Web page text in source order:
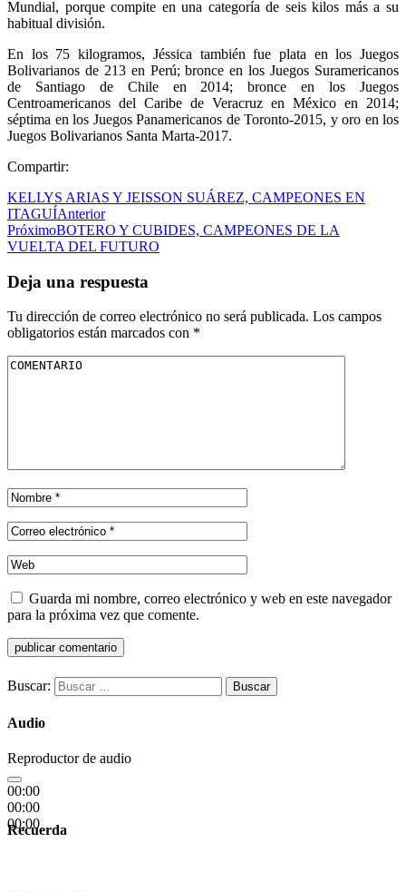
Mundial, porque compite en una categoría de seis kilos más a su
habitual división.
En los 75 kilogramos, Jéssica también fue plata en los Juegos
Bolivarianos de 213 en Perú; bronce en los Juegos Suramericanos
de Santiago de Chile en 2014; bronce en los Juegos
Centroamericanos del Caribe de Veracruz en México en 2014;
séptima en los Juegos Panamericanos de Toronto-2015, y oro en los
Juegos Bolivarianos Santa Marta-2017.
Compartir:
KELLYS ARIAS Y JEISSON SUÁREZ, CAMPEONES EN
ITAGUÍAnterior
PróximoBOTERO Y CUBIDES, CAMPEONES DE LA
VUELTA DEL FUTURO
Deja una respuesta
Tu dirección de correo electrónico no será publicada. Los campos
obligatorios están marcados con *
Guarda mi nombre, correo electrónico y web en este navegador
para la próxima vez que comente.
Buscar:
Audio
Reproductor de audio
00:00
00:00
00:00
Recuerda